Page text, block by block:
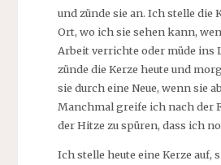
und zünde sie an. Ich stelle die
Ort, wo ich sie sehen kann,
Arbeit verrichte oder müde ins
zünde die Kerze heute und
sie durch eine Neue, wenn sie
Manchmal greife ich nach der
der Hitze zu spüren, dass ich
Ich stelle heute eine Kerze auf,